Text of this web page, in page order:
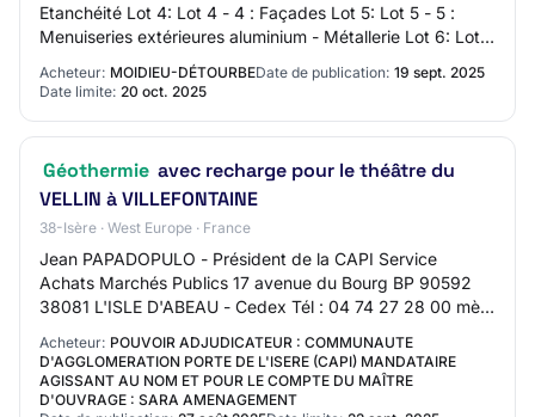
Etanchéité Lot 4: Lot 4 - 4 : Façades Lot 5: Lot 5 - 5 :
Menuiseries extérieures aluminium - Métallerie Lot 6: Lot 6
- 6 : Menuiserie bois Lot…
Acheteur: MOIDIEU-DÉTOURBEDate de publication: 19 sept. 2025
Date limite: 20 oct. 2025
Géothermie avec recharge pour le théâtre du
VELLIN à VILLEFONTAINE
38-Isère · West Europe · France
Jean PAPADOPULO - Président de la CAPI Service
Achats Marchés Publics 17 avenue du Bourg BP 90592
38081 L'ISLE D'ABEAU - Cedex Tél : 04 74 27 28 00 mèl :
Acheteur: POUVOIR ADJUDICATEUR : COMMUNAUTE
D'AGGLOMERATION PORTE DE L'ISERE (CAPI) MANDATAIRE
AGISSANT AU NOM ET POUR LE COMPTE DU MAÎTRE
D'OUVRAGE : SARA AMENAGEMENT